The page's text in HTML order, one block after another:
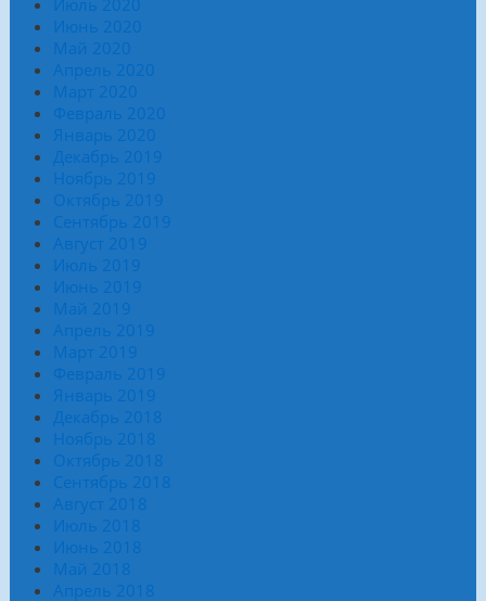
Июль 2020
Июнь 2020
Май 2020
Апрель 2020
Март 2020
Февраль 2020
Январь 2020
Декабрь 2019
Ноябрь 2019
Октябрь 2019
Сентябрь 2019
Август 2019
Июль 2019
Июнь 2019
Май 2019
Апрель 2019
Март 2019
Февраль 2019
Январь 2019
Декабрь 2018
Ноябрь 2018
Октябрь 2018
Сентябрь 2018
Август 2018
Июль 2018
Июнь 2018
Май 2018
Апрель 2018